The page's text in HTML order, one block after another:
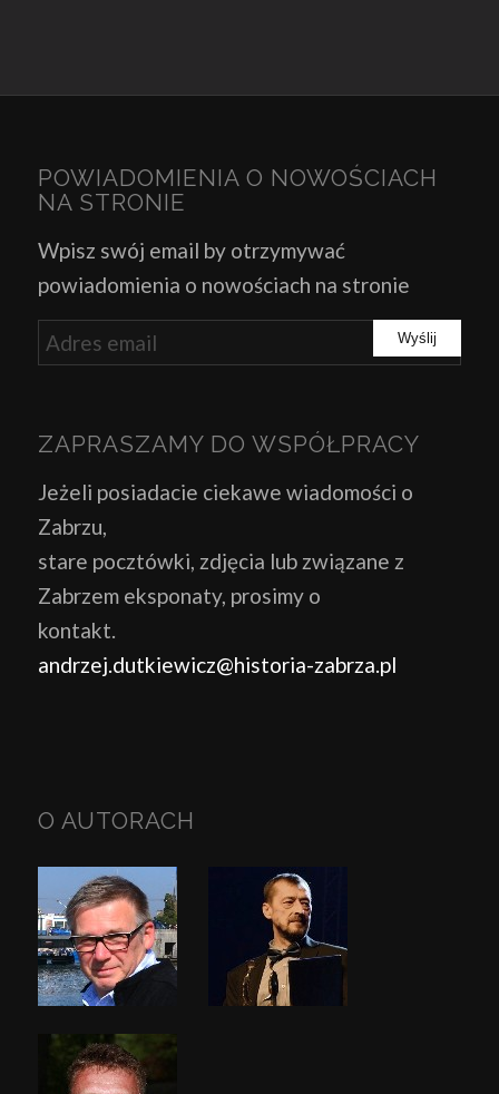
POWIADOMIENIA O NOWOŚCIACH
NA STRONIE
Wpisz swój email by otrzymywać
powiadomienia o nowościach na stronie
ZAPRASZAMY DO WSPÓŁPRACY
Jeżeli posiadacie ciekawe wiadomości o
Zabrzu,
stare pocztówki, zdjęcia lub związane z
Zabrzem eksponaty, prosimy o
kontakt.
andrzej.dutkiewicz@historia-zabrza.pl
O AUTORACH